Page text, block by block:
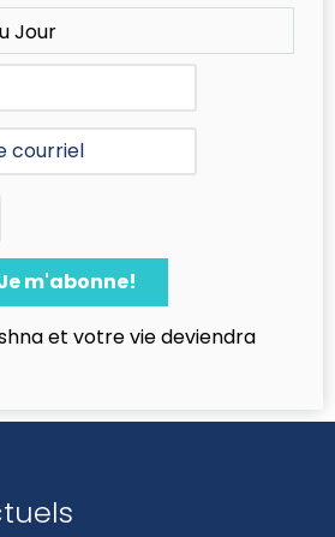
Jour
et votre vie deviendra